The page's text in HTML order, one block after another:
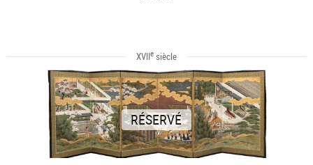
XVIIesiècle
RÉSERVÉ